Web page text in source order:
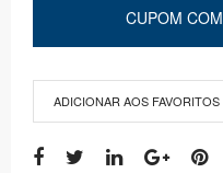
CUPOM COM
ADICIONAR AOS FAVORITOS